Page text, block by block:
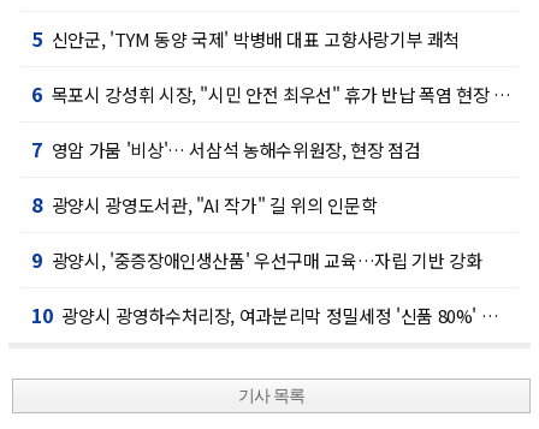
5 신안군, 'TYM 동양 국제' 박병배 대표 고향사랑기부 쾌척
6 목포시 강성휘 시장, "시민 안전 최우선" 휴가 반납 폭염 현장 총력
7 영암 가뭄 '비상'… 서삼석 농해수위원장, 현장 점검
8 광양시 광영도서관, "AI 작가" 길 위의 인문학
9 광양시, '중증장애인생산품' 우선구매 교육…자립 기반 강화
10 광양시 광영하수처리장, 여과분리막 정밀세정 '신품 80%' 회복
기사 목록